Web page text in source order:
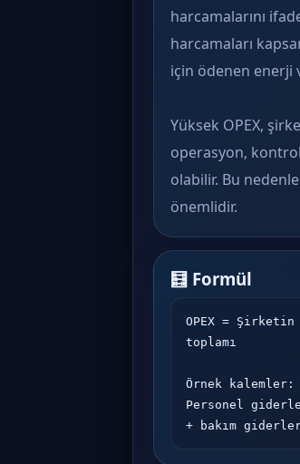
harcamalarını
harcamaları
için ödenen enerji
Yüksek OPEX,
operasyon,
olabilir. Bu
önemlidir.
🧮 Formül
OPEX =
toplamı
Örnek kalemler:
Personel
+ bakım